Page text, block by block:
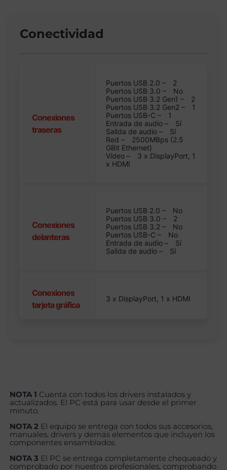
Conectividad
Conexiones
traseras
Puertos USB 2.0 –
2
Puertos USB 3.0 –
No
Puertos USB 3.2 Gen1 –
2
Puertos USB 3.2 Gen2 –
1
Puertos USB-C –
1
Entrada de audio –
Sí
Salida de audio –
Sí
Red –
2500MBps (2.5
GBit Ethernet)
Vídeo –
3 x DisplayPort, 1
x HDMI
Conexiones
delanteras
Puertos USB 2.0 –
No
Puertos USB 3.0 –
2
Puertos USB 3.2 –
No
Puertos USB-C –
No
Entrada de audio –
Sí
Salida de audio –
Sí
Conexiones
tarjeta gráfica
3 x DisplayPort, 1 x HDMI
NOTA 1 Cuenta con todos los drivers instalados y
actualizados. El PC está para usar desde el primer
minuto.
NOTA 2 El equipo se entrega con todos sus accesorios,
manuales, drivers y demás elementos que incluyen los
componentes ensamblados.
NOTA 3 El PC se entrega completamente chequeado y
comprobado por nuestros profesionales, comprobando